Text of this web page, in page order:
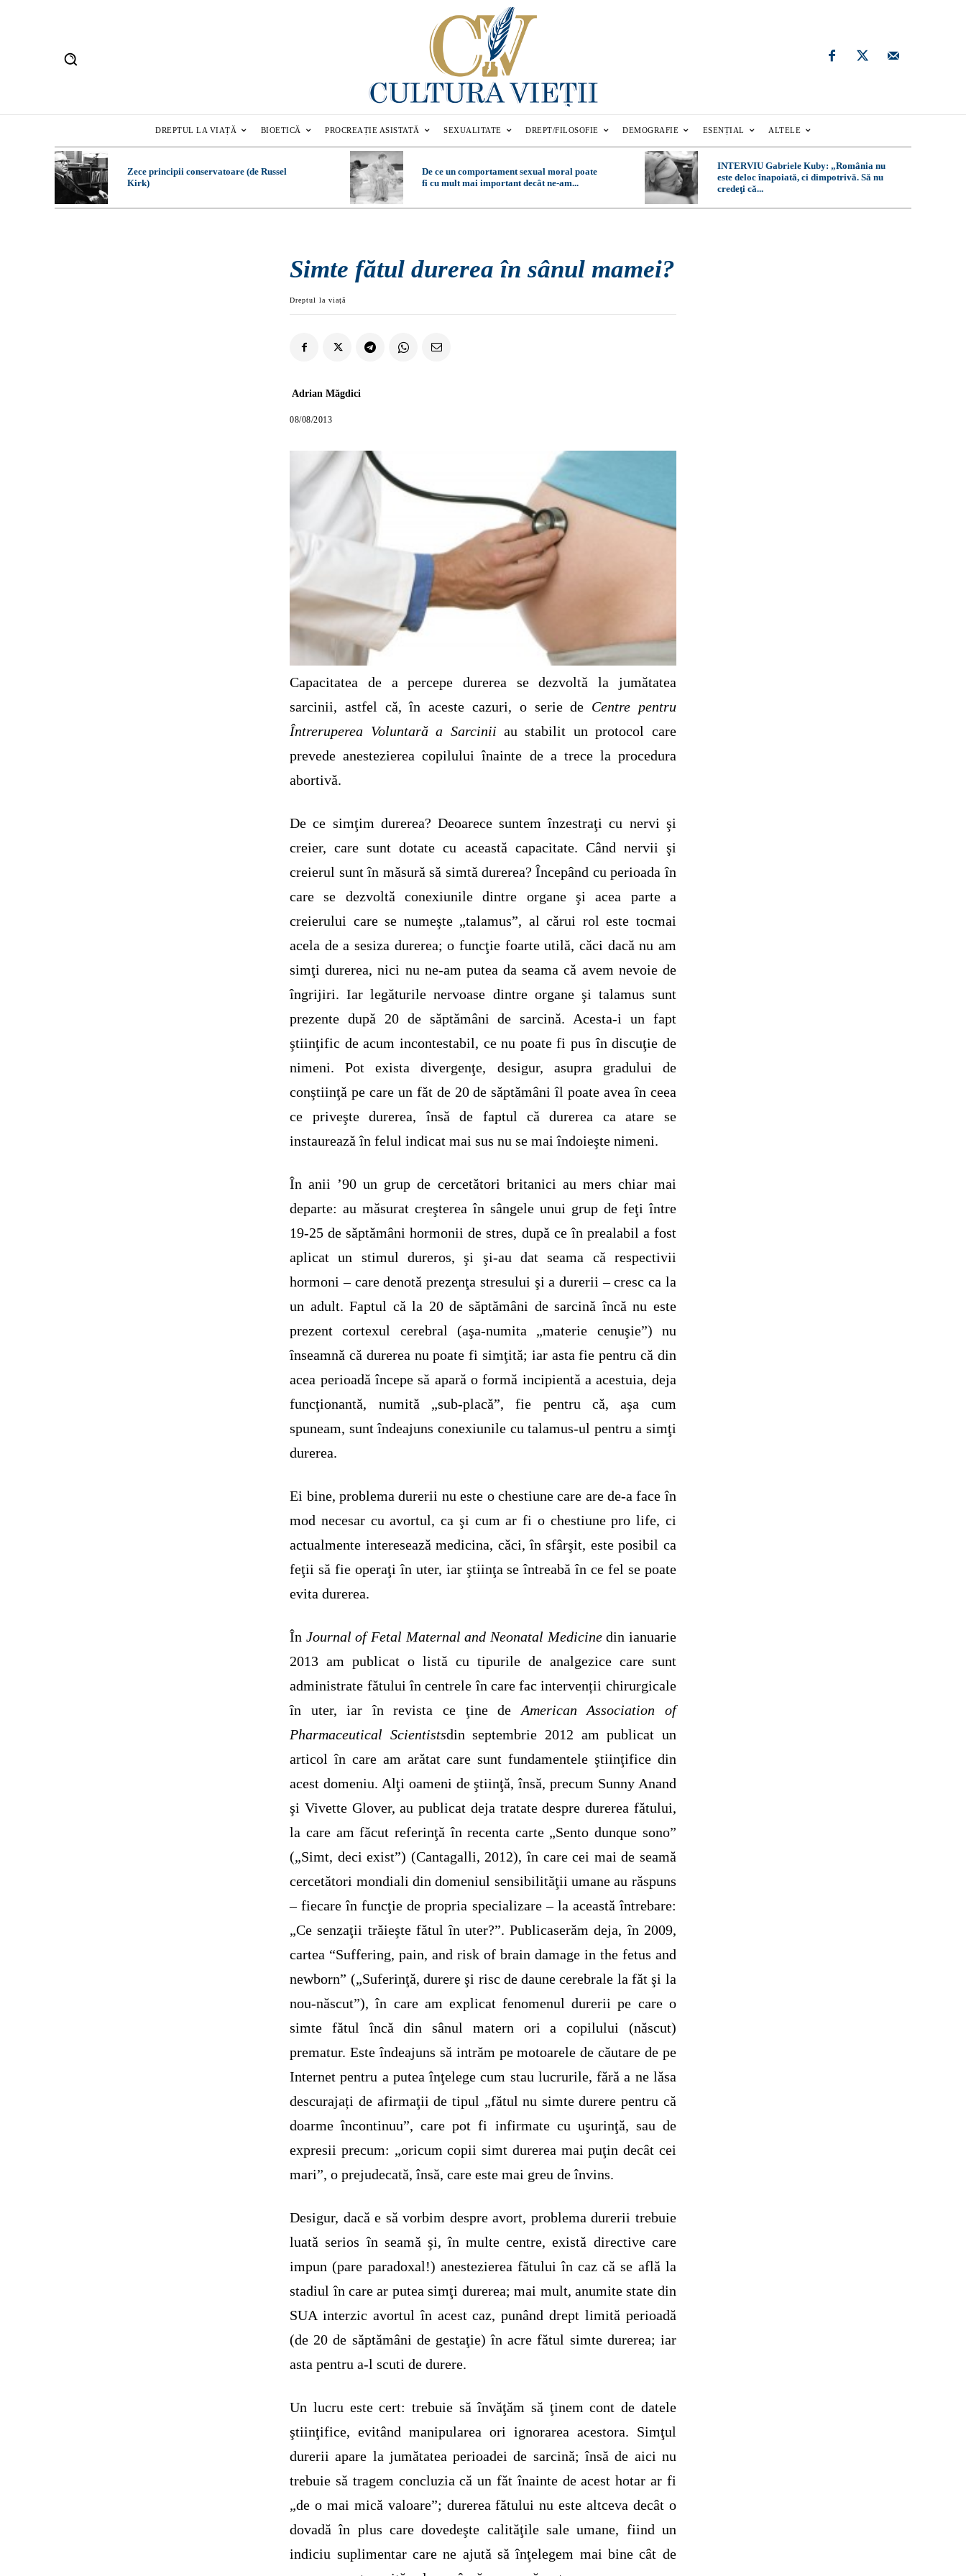
DREPTUL LA VIAȚĂ BIOETICĂ PROCREAȚIE ASISTATĂ SEXUALITATE DREPT/FILOSOFIE DEMOGRAFIE ESENȚIAL ALTELE
Zece principii conservatoare (de Russel
Kirk)
De ce un comportament sexual moral poate
fi cu mult mai important decât ne-am...
INTERVIU Gabriele Kuby: „România nu
este deloc înapoiată, ci dimpotrivă. Să nu
credeţi că...
Simte fătul durerea în sânul mamei?
Dreptul la viață
Adrian Măgdici
08/08/2013
Capacitatea de a percepe durerea se dezvoltă la jumătatea
sarcinii, astfel că, în aceste cazuri, o serie de Centre pentru
Întreruperea Voluntară a Sarcinii au stabilit un protocol care
prevede anestezierea copilului înainte de a trece la procedura
abortivă.
De ce simţim durerea? Deoarece suntem înzestraţi cu nervi şi
creier, care sunt dotate cu această capacitate. Când nervii şi
creierul sunt în măsură să simtă durerea? Începând cu perioada în
care se dezvoltă conexiunile dintre organe şi acea parte a
creierului care se numeşte „talamus”, al cărui rol este tocmai
acela de a sesiza durerea; o funcţie foarte utilă, căci dacă nu am
simţi durerea, nici nu ne-am putea da seama că avem nevoie de
îngrijiri. Iar legăturile nervoase dintre organe şi talamus sunt
prezente după 20 de săptămâni de sarcină. Acesta-i un fapt
ştiinţific de acum incontestabil, ce nu poate fi pus în discuţie de
nimeni. Pot exista divergenţe, desigur, asupra gradului de
conştiinţă pe care un făt de 20 de săptămâni îl poate avea în ceea
ce priveşte durerea, însă de faptul că durerea ca atare se
instaurează în felul indicat mai sus nu se mai îndoieşte nimeni.
În anii ’90 un grup de cercetători britanici au mers chiar mai
departe: au măsurat creşterea în sângele unui grup de feţi între
19-25 de săptămâni hormonii de stres, după ce în prealabil a fost
aplicat un stimul dureros, şi şi-au dat seama că respectivii
hormoni – care denotă prezenţa stresului şi a durerii – cresc ca la
un adult. Faptul că la 20 de săptămâni de sarcină încă nu este
prezent cortexul cerebral (aşa-numita „materie cenuşie”) nu
înseamnă că durerea nu poate fi simţită; iar asta fie pentru că din
acea perioadă începe să apară o formă incipientă a acestuia, deja
funcţionantă, numită „sub-placă”, fie pentru că, aşa cum
spuneam, sunt îndeajuns conexiunile cu talamus-ul pentru a simţi
durerea.
Ei bine, problema durerii nu este o chestiune care are de-a face în
mod necesar cu avortul, ca şi cum ar fi o chestiune pro life, ci
actualmente interesează medicina, căci, în sfârşit, este posibil ca
feţii să fie operaţi în uter, iar ştiinţa se întreabă în ce fel se poate
evita durerea.
În Journal of Fetal Maternal and Neonatal Medicinedin ianuarie
2013 am publicat o listă cu tipurile de analgezice care sunt
administrate fătului în centrele în care fac intervenții chirurgicale
în uter, iar în revista ce ţine de American Association of
Pharmaceutical Scientistsdin septembrie 2012 am publicat un
articol în care am arătat care sunt fundamentele ştiinţifice din
acest domeniu. Alţi oameni de ştiinţă, însă, precum Sunny Anand
şi Vivette Glover, au publicat deja tratate despre durerea fătului,
la care am făcut referinţă în recenta carte „Sento dunque sono”
(„Simt, deci exist”) (Cantagalli, 2012), în care cei mai de seamă
cercetători mondiali din domeniul sensibilităţii umane au răspuns
– fiecare în funcţie de propria specializare – la această întrebare:
„Ce senzaţii trăieşte fătul în uter?”. Publicaserăm deja, în 2009,
cartea “Suffering, pain, and risk of brain damage in the fetus and
newborn” („Suferinţă, durere şi risc de daune cerebrale la făt şi la
nou-născut”), în care am explicat fenomenul durerii pe care o
simte fătul încă din sânul matern ori a copilului (născut)
prematur. Este îndeajuns să intrăm pe motoarele de căutare de pe
Internet pentru a putea înţelege cum stau lucrurile, fără a ne lăsa
descurajați de afirmaţii de tipul „fătul nu simte durere pentru că
doarme încontinuu”, care pot fi infirmate cu uşurinţă, sau de
expresii precum: „oricum copii simt durerea mai puţin decât cei
mari”, o prejudecată, însă, care este mai greu de învins.
Desigur, dacă e să vorbim despre avort, problema durerii trebuie
luată serios în seamă şi, în multe centre, există directive care
impun (pare paradoxal!) anestezierea fătului în caz că se află la
stadiul în care ar putea simţi durerea; mai mult, anumite state din
SUA interzic avortul în acest caz, punând drept limită perioadă
(de 20 de săptămâni de gestaţie) în acre fătul simte durerea; iar
asta pentru a-l scuti de durere.
Un lucru este cert: trebuie să învăţăm să ţinem cont de datele
ştiinţifice, evitând manipularea ori ignorarea acestora. Simţul
durerii apare la jumătatea perioadei de sarcină; însă de aici nu
trebuie să tragem concluzia că un făt înainte de acest hotar ar fi
„de o mai mică valoare”; durerea fătului nu este altceva decât o
dovadă în plus care dovedeşte calităţile sale umane, fiind un
indiciu suplimentar care ne ajută să înţelegem mai bine cât de